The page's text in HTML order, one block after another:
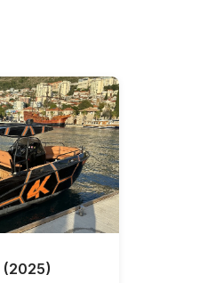
(2025)